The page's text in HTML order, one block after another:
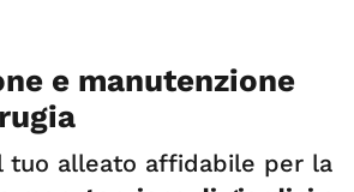
e manutenzione
tuo alleato affidabile per la